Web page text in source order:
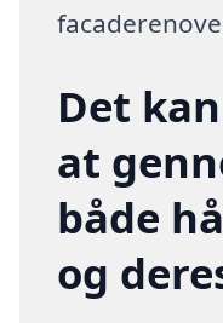
Det
at
både
og